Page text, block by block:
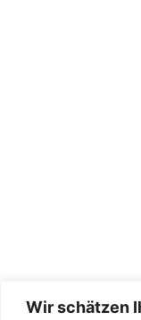
Wir schätzen